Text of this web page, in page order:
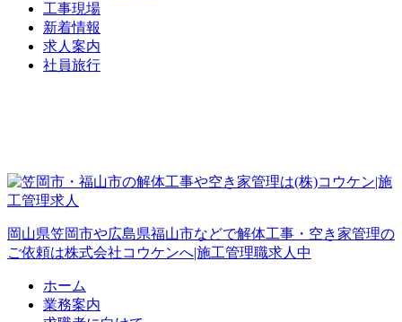
工事現場
新着情報
求人案内
社員旅行
岡山県笠岡市や広島県福山市などで解体工事・空き家管理の
ご依頼は株式会社コウケンへ|施工管理職求人中
ホーム
業務案内